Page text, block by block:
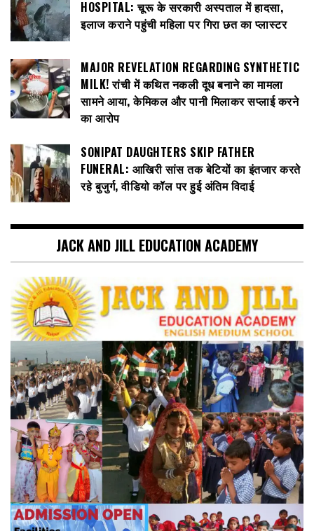
HOSPITAL: चूरू के सरकारी अस्पताल में हादसा,
इलाज कराने पहुंची महिला पर गिरा छत का प्लास्टर
MAJOR REVELATION REGARDING SYNTHETIC
MILK! रांची में कथित नकली दूध बनाने का मामला
सामने आया, केमिकल और पानी मिलाकर सप्लाई करने
का आरोप
SONIPAT DAUGHTERS SKIP FATHER
FUNERAL: आखिरी सांस तक बेटियों का इंतजार करते
रहे बुजुर्ग, वीडियो कॉल पर हुई अंतिम विदाई
JACK AND JILL EDUCATION ACADEMY